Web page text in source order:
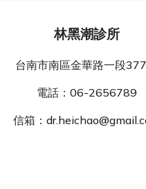
林黑潮診所
台南市南區金華路一段
電話： 06-2656789
信箱：